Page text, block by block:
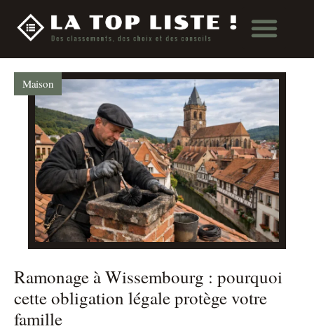
Maison
Ramonage à Wissembourg : pourquoi
cette obligation légale protège votre
famille